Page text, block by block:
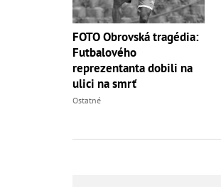
FOTO Obrovská tragédia:
Futbalového
reprezentanta dobili na
ulici na smrť
Ostatné